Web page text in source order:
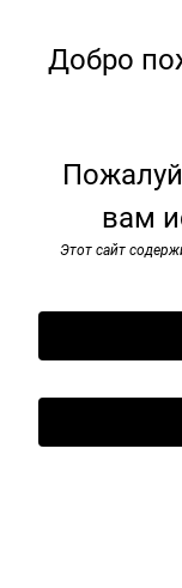
Добро
вам
Этот сайт